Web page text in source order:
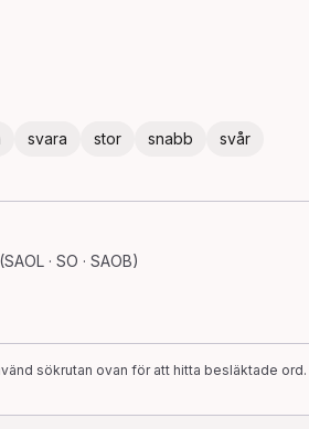
svara stor snabb svår
· SO · SAOB)
sökrutan ovan för att hitta besläktade ord.